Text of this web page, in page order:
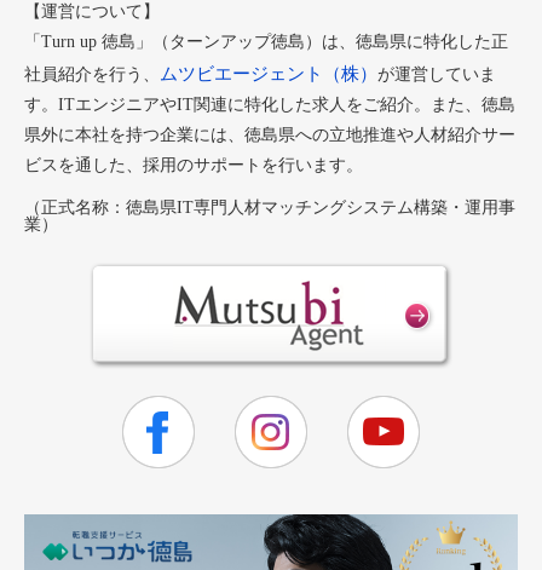
【運営について】
「Turn up 徳島」（ターンアップ徳島）は、徳島県に特化した正
社員紹介を行う、
ムツビエージェント（株） が運営していま
す。ITエンジニアやIT関連に特化した求人をご紹介。また、徳島
県外に本社を持つ企業には、徳島県への立地推進や人材紹介サー
ビスを通した、採用のサポートを行います。
（正式名称：徳島県IT専門人材マッチングシステム構築・運用事
業）